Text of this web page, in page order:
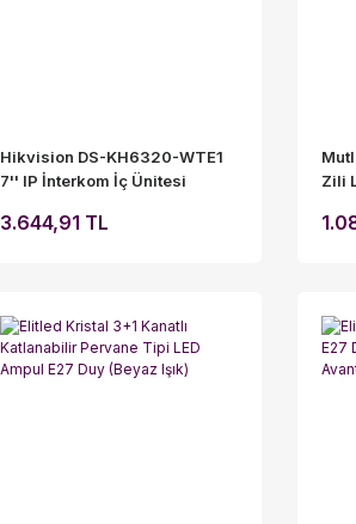
Hikvision DS-KH6320-WTE1
7'' IP İnterkom İç Ünitesi
3.644,91 TL
Zili